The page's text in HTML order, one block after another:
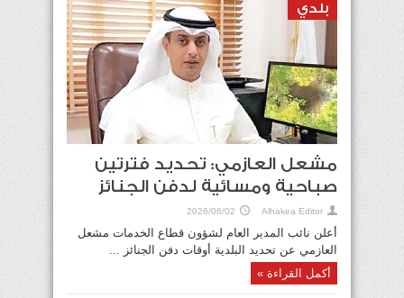
بلدي
مشعل العازمي: تحديد فترتين
صباحية ومسائية لدفن الجنائز
Alhakea Editor
2026/06/02
أعلن نائب المدير العام لشؤون قطاع الخدمات مشعل
العازمي عن تحديد البلدية أوقات دفن الجنائز ...
أكمل القراءة »